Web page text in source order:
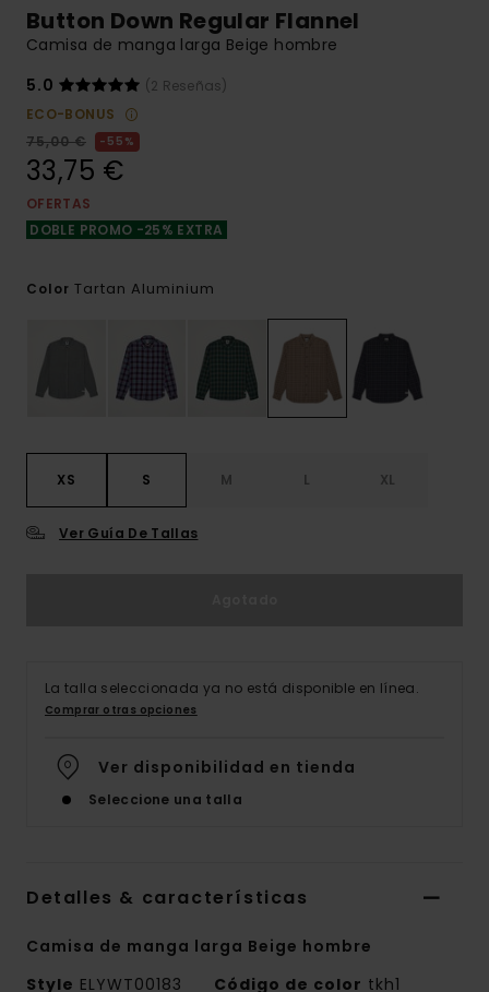
Button Down Regular Flannel
Camisa de manga larga Beige hombre
5.0
(2 Reseñas)
ECO-BONUS
75,00 €
55%
33,75 €
OFERTAS
DOBLE PROMO -25% EXTRA
Color Tartan Aluminium
XS S M L XL
Ver Guía De Tallas
La talla seleccionada ya no está disponible en línea.
Comprar otras opciones
Ver disponibilidad en tienda
Seleccione una talla
Detalles & características
Camisa de manga larga Beige hombre
Style ELYWT00183 Código de color tkh1